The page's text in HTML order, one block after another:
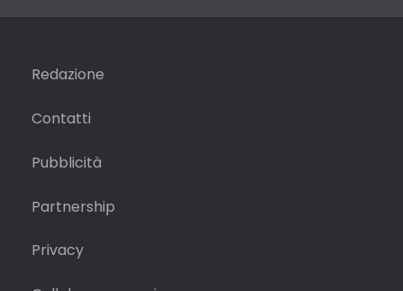
Redazione
Contatti
Pubblicità
Partnership
Privacy